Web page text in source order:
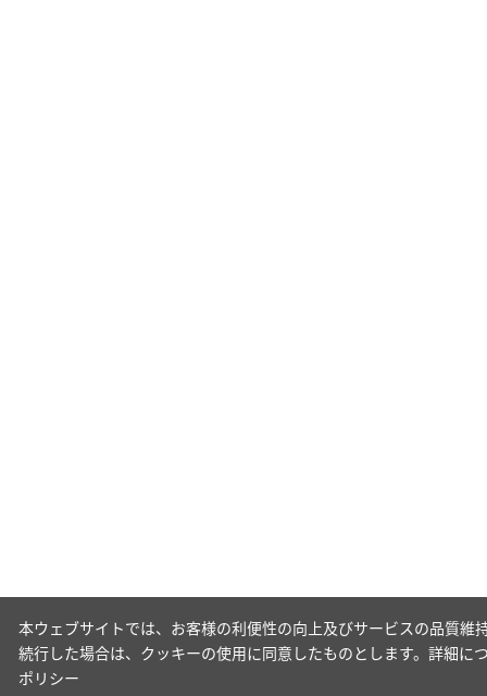
本ウェブサイトでは、お客様の利便性の向上及びサービスの品質
続行した場合は、クッキーの使用に同意したものとします。詳細
ポリシー